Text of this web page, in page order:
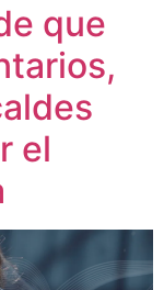
que
el